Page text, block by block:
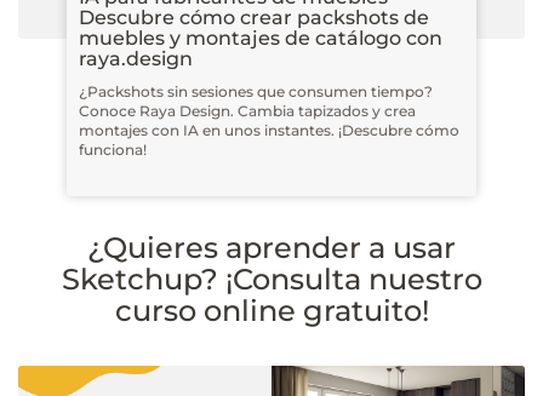
Descubre cómo crear packshots de
muebles y montajes de catálogo con
raya.design
¿Packshots sin sesiones que consumen tiempo?
Conoce Raya Design. Cambia tapizados y crea
montajes con IA en unos instantes. ¡Descubre cómo
funciona!
¿Quieres aprender a usar
Sketchup? ¡Consulta nuestro
curso online gratuito!